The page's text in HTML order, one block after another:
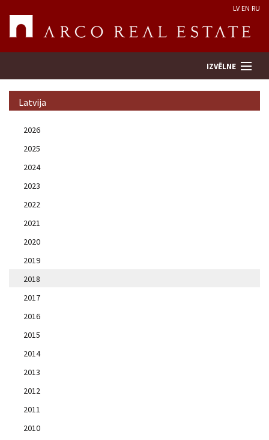
LV EN RU
IZVĒLNE
Novērtēt īpašumu
Uzņēmums
Kontakti
Latvija
2026
2025
2024
2023
2022
2021
2020
2019
2018
2017
2016
2015
2014
2013
2012
2011
2010